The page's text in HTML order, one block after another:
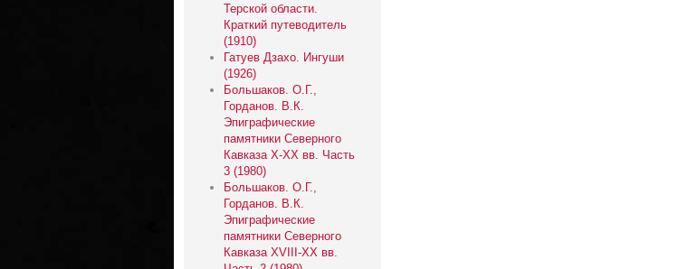
Терской области.
Краткий путеводитель
(1910)
Гатуев Дзахо. Ингуши
(1926)
Большаков. О.Г.,
Горданов. В.К.
Эпиграфические
памятники Северного
Кавказа X-XX вв. Часть
3 (1980)
Большаков. О.Г.,
Горданов. В.К.
Эпиграфические
памятники Северного
Кавказа XVIII-XX вв.